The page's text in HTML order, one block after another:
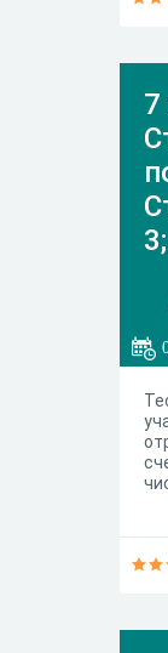
7